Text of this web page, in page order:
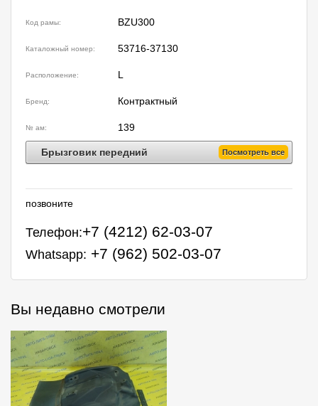
Код рамы: BZU300
Каталожный номер: 53716-37130
Расположение: L
Бренд: Контрактный
№ ам: 139
Брызговик передний Посмотреть все
позвоните
Телефон:+7 (4212) 62-03-07
Whatsapp: +7 (962) 502-03-07
Вы недавно смотрели